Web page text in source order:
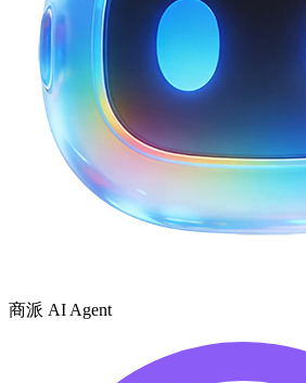
商派 AI Agent